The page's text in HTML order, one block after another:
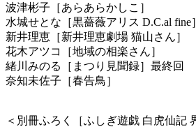
波津彬子［あらあらかしこ］
水城せとな［黒薔薇アリス D.C.al fine］
新井理恵［新井理恵劇場 猫山さん］
花木アツコ［地域の相楽さん］
緒川みのる［まつり見聞録］最終回
奈知未佐子［春告鳥］
＜別冊ふろく［ふしぎ遊戯 白虎仙